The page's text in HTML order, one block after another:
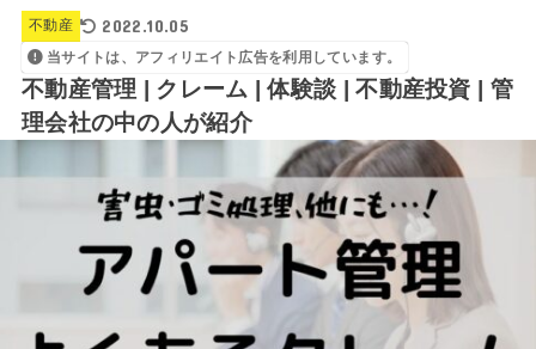
不動産 2022.10.05
当サイトは、アフィリエイト広告を利用しています。
不動産管理 | クレーム | 体験談 | 不動産投資 | 管
理会社の中の人が紹介